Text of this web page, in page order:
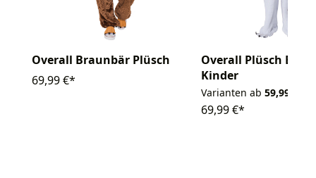
Overall Braunbär Plüsch
69,99 €*
Overall Plüsch
Kinder
Varianten ab 59,99 €*
69,99 €*